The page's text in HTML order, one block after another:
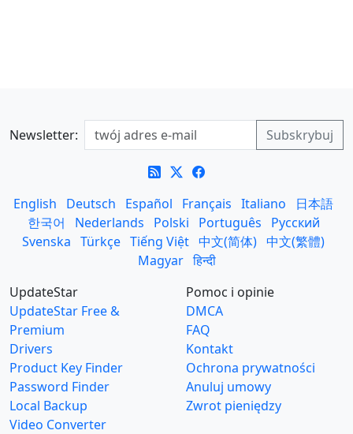
Newsletter:
English Deutsch Español Français Italiano
日本語
한국어
Nederlands Polski Português
Русский
Svenska Türkçe Tiếng Việt 中文(简体) 中文(繁體)
Magyar हिन्दी
UpdateStar
UpdateStar Free &
Premium
Drivers
Product Key Finder
Password Finder
Local Backup
Video Converter
Pomoc i opinie
DMCA
FAQ
Kontakt
Ochrona prywatności
Anuluj umowy
Zwrot pieniędzy